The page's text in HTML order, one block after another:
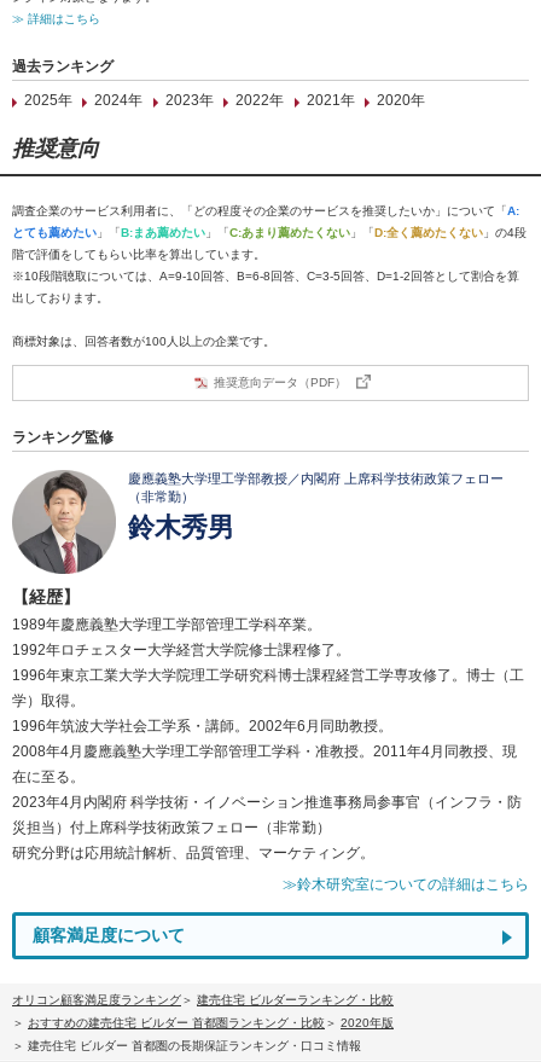
≫ 詳細はこちら
過去ランキング
2025年
2024年 2023年 2022年 2021年 2020年
推奨意向
調査企業のサービス利用者に、「どの程度その企業のサービスを推奨したいか」について「A:
とても薦めたい 」「B:まあ薦めたい 」「C:あまり薦めたくない 」「D:全く薦めたくない 」の4段
階で評価をしてもらい比率を算出しています。
※10段階聴取については、A=9-10回答、B=6-8回答、C=3-5回答、D=1-2回答として割合を算
出しております。
商標対象は、回答者数が100人以上の企業です。
推奨意向データ（PDF）
ランキング監修
慶應義塾大学理工学部教授／内閣府 上席科学技術政策フェロー
（非常勤）
鈴木秀男
【経歴】
1989年慶應義塾大学理工学部管理工学科卒業。
1992年ロチェスター大学経営大学院修士課程修了。
1996年東京工業大学大学院理工学研究科博士課程経営工学専攻修了。博士（工
学）取得。
1996年筑波大学社会工学系・講師。2002年6月同助教授。
2008年4月慶應義塾大学理工学部管理工学科・准教授。2011年4月同教授、現
在に至る。
2023年4月内閣府 科学技術・イノベーション推進事務局参事官（インフラ・防
災担当）付上席科学技術政策フェロー（非常勤）
研究分野は応用統計解析、品質管理、マーケティング。
≫鈴木研究室についての詳細はこちら
顧客満足度について
オリコン顧客満足度ランキング
建売住宅 ビルダーランキング・比較
おすすめの建売住宅 ビルダー 首都圏ランキング・比較
2020年版
建売住宅 ビルダー 首都圏の長期保証ランキング・口コミ情報